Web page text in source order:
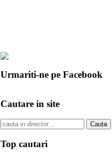
Urmariti-ne pe Facebook
Cautare in site
Top cautari